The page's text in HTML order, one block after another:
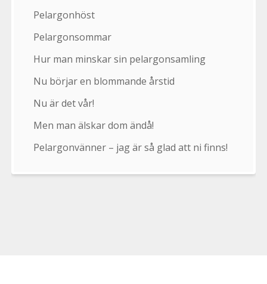
Pelargonhöst
Pelargonsommar
Hur man minskar sin pelargonsamling
Nu börjar en blommande årstid
Nu är det vår!
Men man älskar dom ändå!
Pelargonvänner – jag är så glad att ni finns!